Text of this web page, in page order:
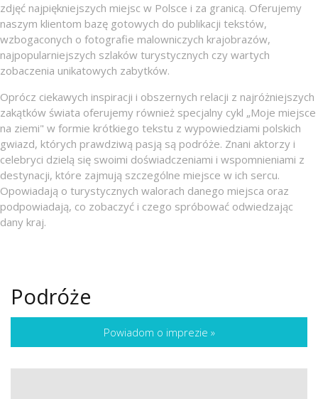
zdjęć najpiękniejszych miejsc w Polsce i za granicą. Oferujemy
naszym klientom bazę gotowych do publikacji tekstów,
wzbogaconych o fotografie malowniczych krajobrazów,
najpopularniejszych szlaków turystycznych czy wartych
zobaczenia unikatowych zabytków.
Oprócz ciekawych inspiracji i obszernych relacji z najróżniejszych
zakątków świata oferujemy również specjalny cykl „Moje miejsce
na ziemi" w formie krótkiego tekstu z wypowiedziami polskich
gwiazd, których prawdziwą pasją są podróże. Znani aktorzy i
celebryci dzielą się swoimi doświadczeniami i wspomnieniami z
destynacji, które zajmują szczególne miejsce w ich sercu.
Opowiadają o turystycznych walorach danego miejsca oraz
podpowiadają, co zobaczyć i czego spróbować odwiedzając
dany kraj.
Podróże
Powiadom o imprezie »